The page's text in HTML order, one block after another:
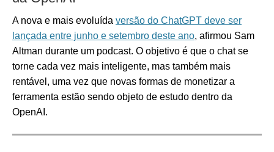
A nova e mais evoluída versão do ChatGPT deve ser
lançada entre junho e setembro deste ano, afirmou Sam
Altman durante um podcast. O objetivo é que o chat se
torne cada vez mais inteligente, mas também mais
rentável, uma vez que novas formas de monetizar a
ferramenta estão sendo objeto de estudo dentro da
OpenAI.